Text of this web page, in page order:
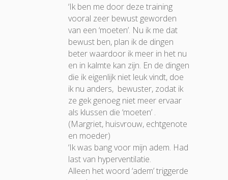
‘Ik ben me door deze training
vooral zeer bewust geworden
van een ‘moeten’. Nu ik me dat
bewust ben, plan ik de dingen
beter waardoor ik meer in het nu
en in kalmte kan zijn. En de dingen
die ik eigenlijk niet leuk vindt, doe
ik nu anders, bewuster, zodat ik
ze gek genoeg niet meer ervaar
als klussen die ‘moeten’ .
(Margriet, huisvrouw, echtgenote
en moeder)
‘Ik was bang voor mijn adem. Had
last van hyperventilatie.
Alleen het woord ‘adem’ triggerde